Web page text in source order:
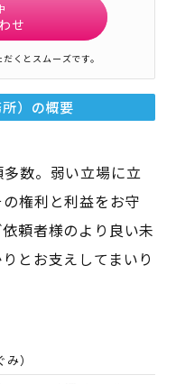
せ
くとスムーズです。
） の概要
数。弱い立場に立
権利と利益をお守
頼者様のより良い未
とお支えしてまいり
み）